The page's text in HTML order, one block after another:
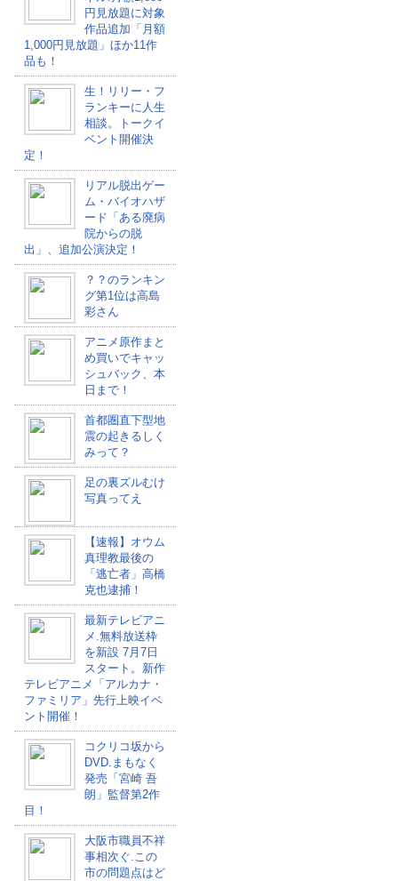
円見放題に対象
作品追加「月額
1,000円見放題」ほか11作
品も！
生！リリー・フ
ランキーに人生
相談。トークイ
ベント開催決
定！
リアル脱出ゲー
ム・バイオハザ
ード「ある廃病
院からの脱
出」、追加公演決定！
？？のランキン
グ第1位は高島
彩さん
アニメ原作まと
め買いでキャッ
シュバック、本
日まで！
首都圏直下型地
震の起きるしく
みって？
足の裏ズルむけ
写真ってえ
【速報】オウム
真理教最後の
「逃亡者」高橋
克也逮捕！
最新テレビアニ
メ.無料放送枠
を新設 7月7日
スタート。新作
テレビアニメ「アルカナ・
ファミリア」先行上映イベ
ント開催！
コクリコ坂から
DVD.まもなく
発売「宮崎 吾
朗」監督第2作
目！
大阪市職員不祥
事相次ぐ.この
市の問題点はど